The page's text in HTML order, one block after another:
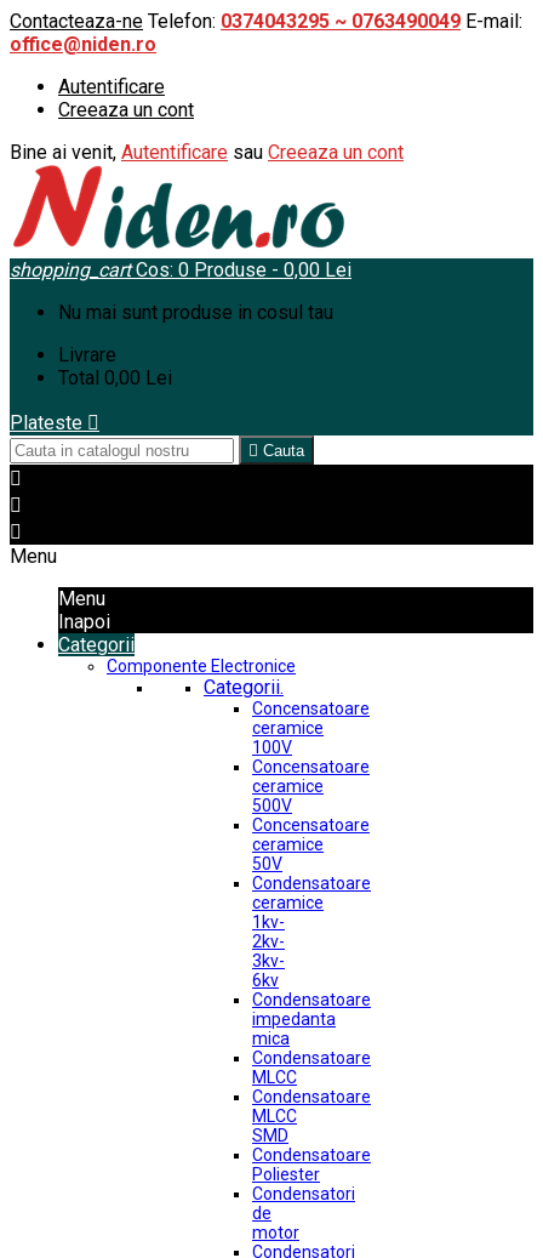
Contacteaza-ne Telefon: 0374043295 ~ 0763490049 E-mail:
office@niden.ro
Autentificare
Creeaza un cont
Bine ai venit, Autentificare sau Creeaza un cont
shopping_cart Cos: 0 Produse - 0,00 Lei
Nu mai sunt produse in cosul tau
Livrare
Total 0,00 Lei
Plateste 
 Cauta



Menu
Menu
Inapoi
Categorii
Componente Electronice
Categorii.
Concensatoare
ceramice
100V
Concensatoare
ceramice
500V
Concensatoare
ceramice
50V
Condensatoare
ceramice
1kv-
2kv-
3kv-
6kv
Condensatoare
impedanta
mica
Condensatoare
MLCC
Condensatoare
MLCC
SMD
Condensatoare
Poliester
Condensatori
de
motor
Condensatori